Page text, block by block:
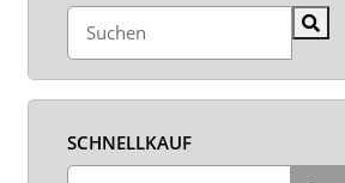
SCHNELLKAUF